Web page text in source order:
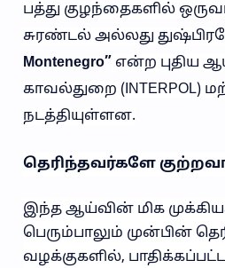
பத்து குழந்தைகளில்
சுரண்டல் அல்லது
Montenegro” என்ற புதிய
காவல்துறை
நடத்தியுள்ளன.
தெரிந்தவர்களே
இந்த ஆய்வின் மிக
பெரும்பாலும் முன்பின்
வழக்குகளில்,